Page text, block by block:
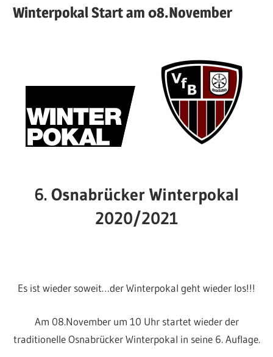
Winterpokal Start am 08.November
6. Osnabrücker Winterpokal
2020/2021
Es ist wieder soweit…der Winterpokal geht wieder los!!!
Am 08.November um 10 Uhr startet wieder der
traditionelle Osnabrücker Winterpokal in seine 6. Auflage.